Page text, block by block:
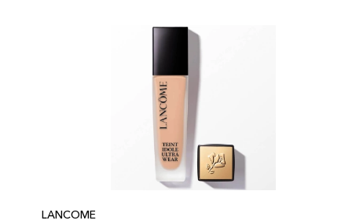
LANCOME